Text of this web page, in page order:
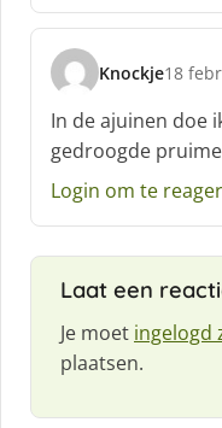
Knockje
s
c
h
r
e
:
18
In de ajuinen doe
gedroogde
Login om te
Laat een
Je moet ingelogd
plaatsen.